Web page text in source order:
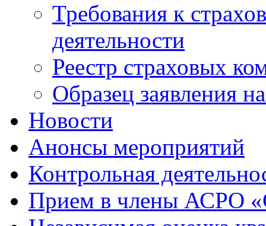
Требования к
деятельности
Реестр страховых
Образец заявления
Новости
Анонсы мероприятий
Контрольная
Прием в члены АСРО